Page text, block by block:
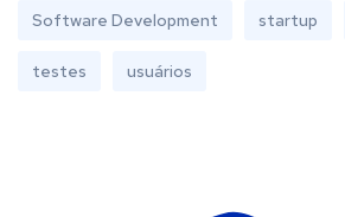
Software Development startup
testes usuários